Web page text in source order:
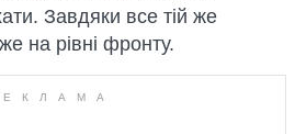
Завдяки все тій же
на рівні фронту.